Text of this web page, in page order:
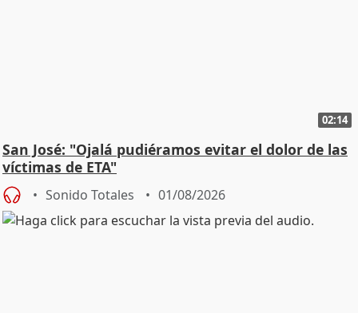
02:14
San José: "Ojalá pudiéramos evitar el dolor de las
víctimas de ETA"
Sonido Totales 01/08/2026